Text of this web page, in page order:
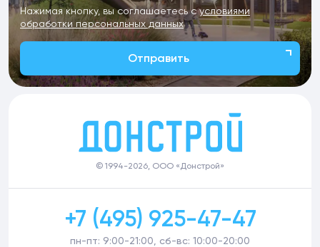
Нажимая кнопку, вы соглашаетесь сусловиями
обработки персональных данных
Отправить
© 1994-2026, ООО «Донстрой»
+7 (495) 925-47-47
пн-пт: 9:00-21:00, сб-вс: 10:00-20:00